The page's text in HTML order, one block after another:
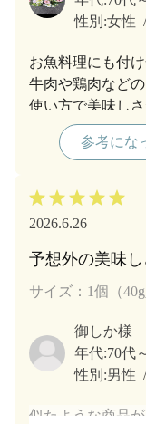
性別:女性
お魚料理にも付
牛肉や鶏肉など
使い方で美味し
しています。
参考にな
2026.6.26
予想外の美味し
サイズ：1個（40g
御しか様
年代:70代
性別:男性
似たような商品